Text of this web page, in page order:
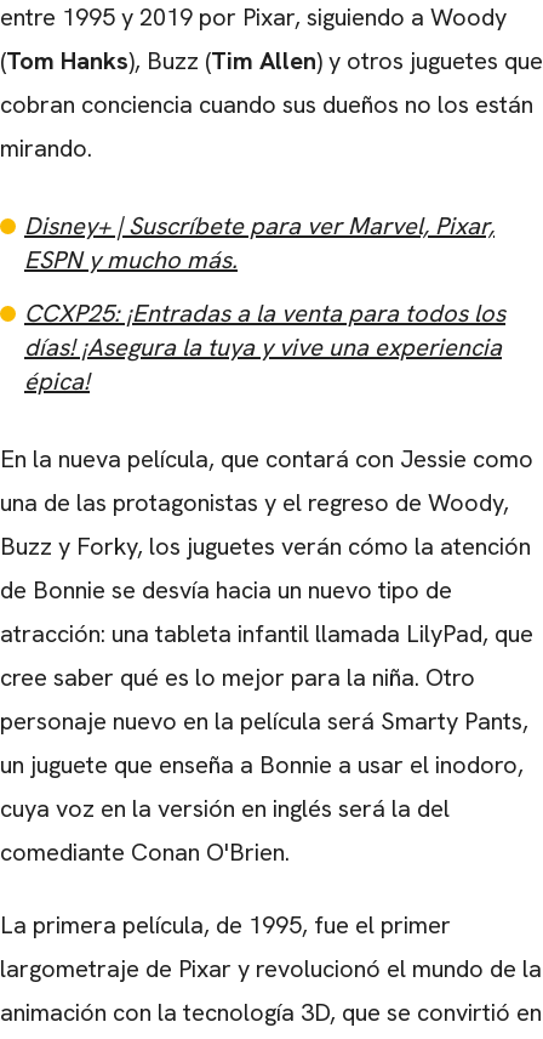
entre 1995 y 2019 por Pixar, siguiendo a Woody
(Tom Hanks), Buzz (Tim Allen) y otros juguetes que
cobran conciencia cuando sus dueños no los están
mirando.
Disney+ | Suscríbete para ver Marvel, Pixar,
ESPN y mucho más.
CCXP25: ¡Entradas a la venta para todos los
días! ¡Asegura la tuya y vive una experiencia
épica!
En la nueva película, que contará con Jessie como
una de las protagonistas y el regreso de Woody,
Buzz y Forky, los juguetes verán cómo la atención
de Bonnie se desvía hacia un nuevo tipo de
atracción: una tableta infantil llamada LilyPad, que
cree saber qué es lo mejor para la niña. Otro
personaje nuevo en la película será Smarty Pants,
un juguete que enseña a Bonnie a usar el inodoro,
cuya voz en la versión en inglés será la del
comediante Conan O'Brien.
La primera película, de 1995, fue el primer
largometraje de Pixar y revolucionó el mundo de la
animación con la tecnología 3D, que se convirtió en
CARREGANDO PUBLICIDADE